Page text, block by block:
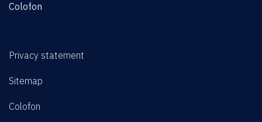
Colofon
Privacy statement
Sitemap
Colofon